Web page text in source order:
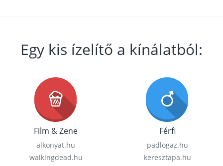
Egy kis ízelítő a kínálatból:
Film & Zene
alkonyat.hu
walkingdead.hu
Férfi
padlogaz.hu
keresztapa.hu